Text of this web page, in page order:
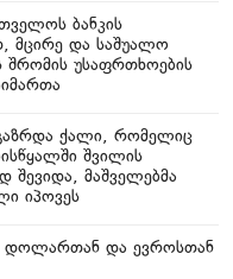
ბანკის
მცირე და საშუალო
შრომის უსაფრთხოების
ქალი, რომელიც
შვილის
შევიდა, მაშველებმა
იპოვეს
და ევროსთან